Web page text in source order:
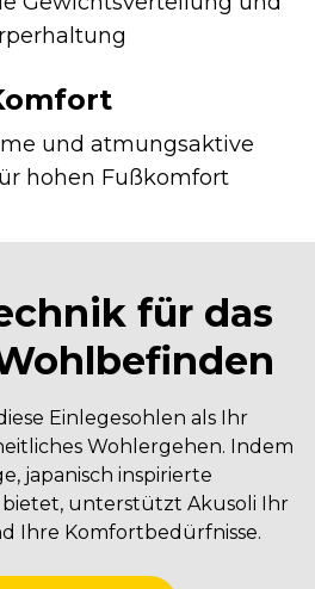
und atmungsaktive
hohen Fußkomfort
für das
Einlegesohlen als Ihr
Wohlergehen. Indem
japanisch inspirierte
unterstützt Akusoli Ihr
Ihre Komfortbedürfnisse.